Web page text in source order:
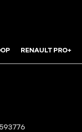
RENAULT PRO+